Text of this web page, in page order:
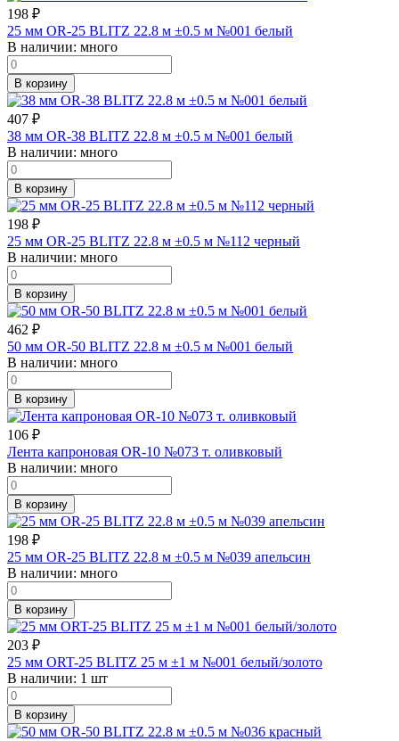
198 ₽
25 мм OR-25 BLITZ 22.8 м ±0.5 м №001 белый
В наличии: много
В корзину
407 ₽
38 мм OR-38 BLITZ 22.8 м ±0.5 м №001 белый
В наличии: много
В корзину
198 ₽
25 мм OR-25 BLITZ 22.8 м ±0.5 м №112 черный
В наличии: много
В корзину
462 ₽
50 мм OR-50 BLITZ 22.8 м ±0.5 м №001 белый
В наличии: много
В корзину
106 ₽
Лента капроновая OR-10 №073 т. оливковый
В наличии: много
В корзину
198 ₽
25 мм OR-25 BLITZ 22.8 м ±0.5 м №039 апельсин
В наличии: много
В корзину
203 ₽
25 мм ORT-25 BLITZ 25 м ±1 м №001 белый/золото
В наличии: 1 шт
В корзину